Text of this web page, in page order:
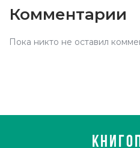
Комментарии
Пока никто не оставил